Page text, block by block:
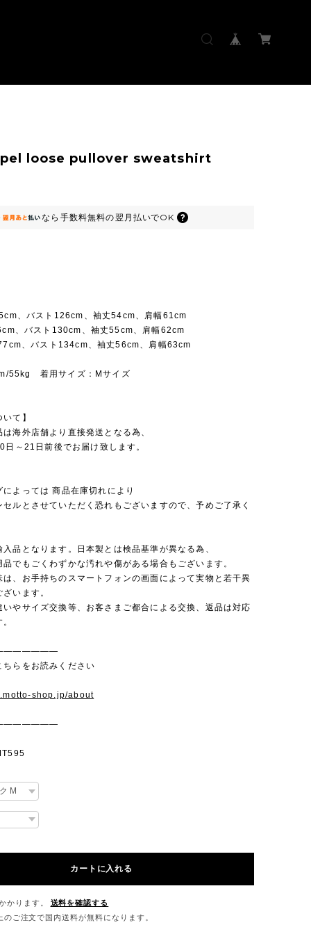
loose pullover sweatshirt
なら 手数料無料の翌月払いでOK
、バスト126cm、袖丈54cm、肩幅61cm
、バスト130cm、袖丈55cm、肩幅62cm
、バスト134cm、袖丈56cm、肩幅63cm
55kg 着用サイズ：Mサイズ
て】
海外店舗より直接発送となる為、
日～21日前後でお届け致します。
によっては 商品在庫切れにより
ルとさせていただく恐れもございますので、予めご了承く
入品となります。日本製とは検品基準が異なる為、
でもごくわずかな汚れや傷がある場合もございます。
は、お手持ちのスマートフォンの画面によって実物と若干異
います。
いやサイズ交換等、お客さまご都合による交換、返品は対応
ちらをお読みください
shop.jp/about
カートに入れる
かります。
送料を確認する
ご注文で国内送料が無料になります。